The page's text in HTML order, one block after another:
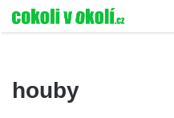
houby